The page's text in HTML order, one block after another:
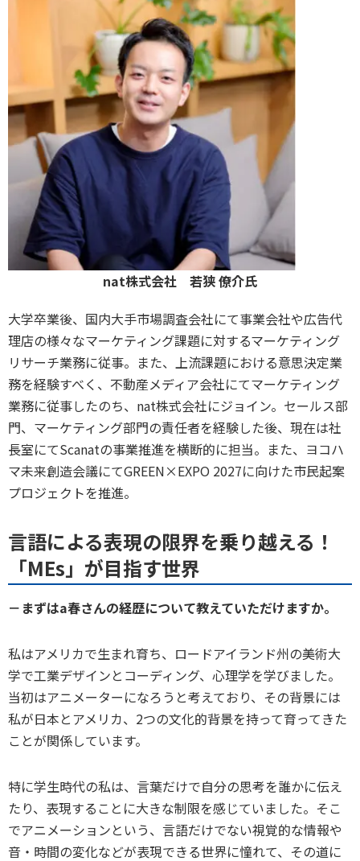
nat株式会社 若狭 僚介氏
大学卒業後、国内大手市場調査会社にて事業会社や広告代
理店の様々なマーケティング課題に対するマーケティング
リサーチ業務に従事。また、上流課題における意思決定業
務を経験すべく、不動産メディア会社にてマーケティング
業務に従事したのち、nat株式会社にジョイン。セールス部
門、マーケティング部門の責任者を経験した後、現在は社
長室にてScanatの事業推進を横断的に担当。また、ヨコハ
マ未来創造会議にてGREEN×EXPO 2027に向けた市民起案
プロジェクトを推進。
言語による表現の限界を乗り越える！
「MEs」が目指す世界
－まずはa春さんの経歴について教えていただけますか。
私はアメリカで生まれ育ち、ロードアイランド州の美術大
学で工業デザインとコーディング、心理学を学びました。
当初はアニメーターになろうと考えており、その背景には
私が日本とアメリカ、2つの文化的背景を持って育ってきた
ことが関係しています。
特に学生時代の私は、言葉だけで自分の思考を誰かに伝え
たり、表現することに大きな制限を感じていました。そこ
でアニメーションという、言語だけでない視覚的な情報や
音・時間の変化などが表現できる世界に憧れて、その道に